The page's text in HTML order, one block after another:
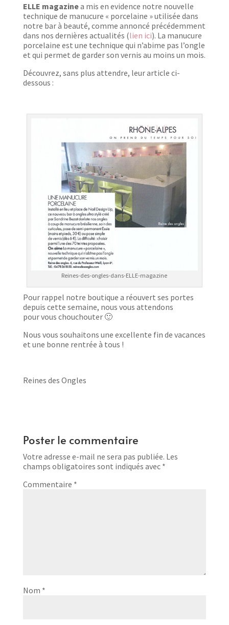
ELLE magazinea mis en evidence notre nouvelle
technique de manucure « porcelaine » utilisée dans
notre bar à beauté, comme annoncé précédemment
dans nos dernières actualités (lien ici). La manucure
porcelaine est une technique qui n’abime pas l’ongle
et qui permet de garder son vernis au moins un mois.
Découvrez, sans plus attendre, leur article ci-
dessous :
Reines-des-ongles-dans-ELLE-magazine
Pour rappel notre boutique a réouvert ses portes
depuis cette semaine, nous vous attendons
pour vous chouchouter 🙂
Nous vous souhaitons une excellente fin de vacances
et une bonne rentrée à tous !
Reines des Ongles
Poster le commentaire
Votre adresse e-mail ne sera pas publiée. Les
champs obligatoires sont indiqués avec *
Commentaire *
Nom *